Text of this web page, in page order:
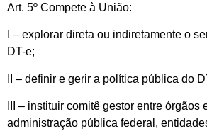
Art. 5º Compete à União:
I – explorar direta ou indiretamente o
DT-e;
II – definir e gerir a política pública do
III – instituir comitê gestor entre órgãos
administração pública federal,